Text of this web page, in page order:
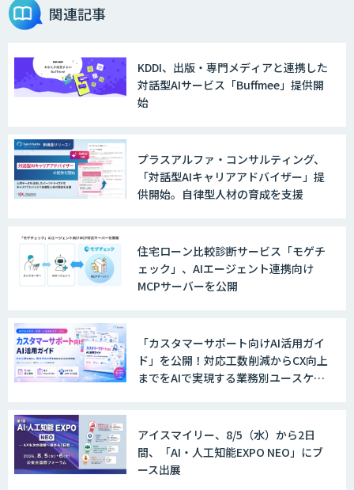
AI DX Partner
AIなんでも相談室
AI Canvas
音声認識向け多言語音声コーパス販売サ
ービス
関連記事
KDDI、出版・専門メディアと連携した
対話型AIサービス「Buffmee」提供開
始
プラスアルファ・コンサルティング、
「対話型AIキャリアアドバイザー」提
供開始。自律型人材の育成を支援
住宅ローン比較診断サービス「モゲチ
ェック」、AIエージェント連携向け
MCPサーバーを公開
「カスタマーサポート向けAI活用ガイ
ド」を公開！対応工数削減からCX向上
までをAIで実現する業務別ユースケー
アイスマイリー、8/5（水）から2日
間、「AI・人工知能EXPO NEO」にブ
ース出展